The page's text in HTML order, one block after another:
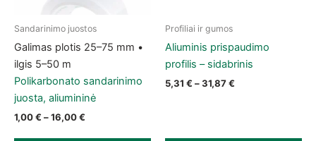
Sandarinimo juostos
Polikarbonato sandarinimo
juosta, aliumininė
Galimas plotis 25–75 mm •
ilgis 5–50 m
1,00€ –16,00€
This product has multiple variants. The options may be
Profiliai ir gumos
Aliuminis prispaudimo
profilis – sidabrinis
5,31 € –31,87€
This product has multiple